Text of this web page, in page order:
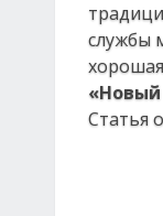
службы
«Новый
Статья